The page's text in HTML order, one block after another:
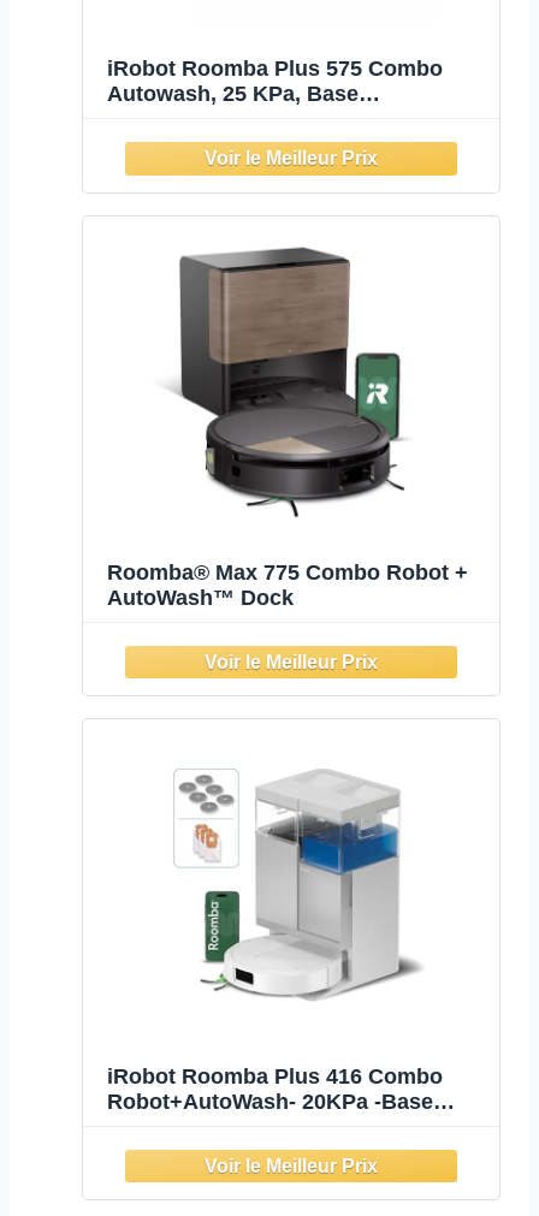
iRobot Roomba Plus 575 Combo
Autowash, 25 KPa, Base
Roomba® Max 775 Combo Robot +
AutoWash™ Dock
iRobot Roomba Plus 416 Combo
Robot+AutoWash- 20KPa -Base
l'air Chaud des lingettes - LiDAR
Clearview - 75 Jours d'autovidage -
Accessoires supplémentaires -